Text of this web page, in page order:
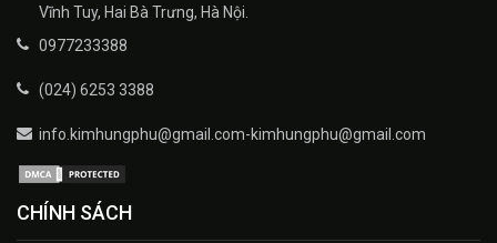
Vĩnh Tuy, Hai Bà Trưng, Hà Nội.
0977233388
(024) 6253 3388
info.kimhungphu@gmail.com-kimhungphu@gmail.com
CHÍNH SÁCH